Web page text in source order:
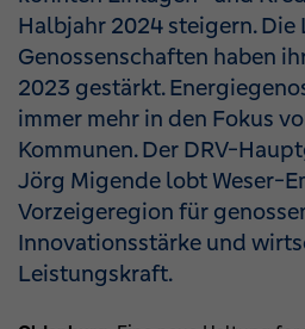
Halbjahr 2024 steigern. Die
Genossenschaften haben
2023 gestärkt.
immer mehr in den Fokus
Kommunen. Der DRV-
Jörg Migende lobt Weser-
Vorzeigeregion für
Innovationsstärke und
Leistungskraft.